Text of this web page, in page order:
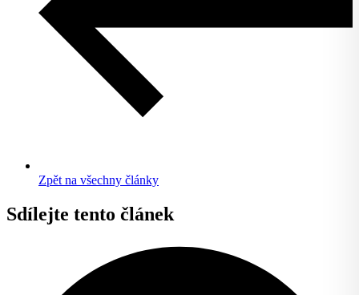
Zpět na všechny články
Sdílejte tento článek